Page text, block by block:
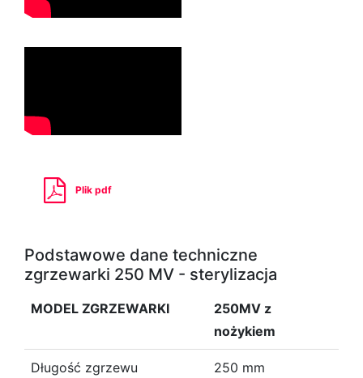
Plik pdf
Podstawowe dane techniczne
zgrzewarki 250 MV - sterylizacja
MODEL ZGRZEWARKI
250MV z
nożykiem
Długość zgrzewu 250 mm